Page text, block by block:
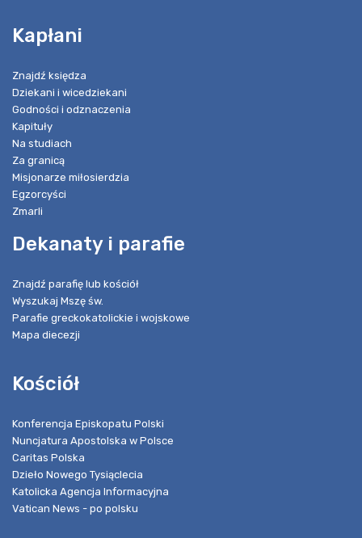
Kapłani
Znajdź księdza
Dziekani i wicedziekani
Godności i odznaczenia
Kapituły
Na studiach
Za granicą
Misjonarze miłosierdzia
Egzorcyści
Zmarli
Dekanaty i parafie
Znajdź parafię lub kościół
Wyszukaj Mszę św.
Parafie greckokatolickie i wojskowe
Mapa diecezji
Kościół
Konferencja Episkopatu Polski
Nuncjatura Apostolska w Polsce
Caritas Polska
Dzieło Nowego Tysiąclecia
Katolicka Agencja Informacyjna
Vatican News - po polsku